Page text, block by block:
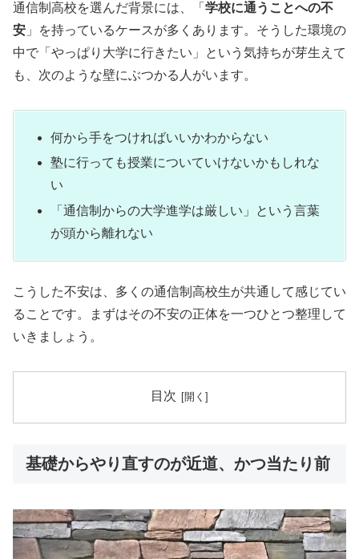
通信制高校を選んだ背景には、「 学校に通うことへの不
安 」を持っているケースが多くあります。そうした環境の
中で「やっぱり大学に行きたい」という気持ちが芽生えて
も、次のような壁にぶつかる人がいます。
何から手をつければいいかわからない
塾に行っても授業についていけないかもしれな
い
「通信制からの大学進学は厳しい」という言葉
が頭から離れない
こうした不安は、多くの通信制高校生が共通して感じてい
ることです。まずはその不安の正体を一つひとつ整理して
いきましょう。
目次
基礎からやり直すのが近道、かつ当たり前